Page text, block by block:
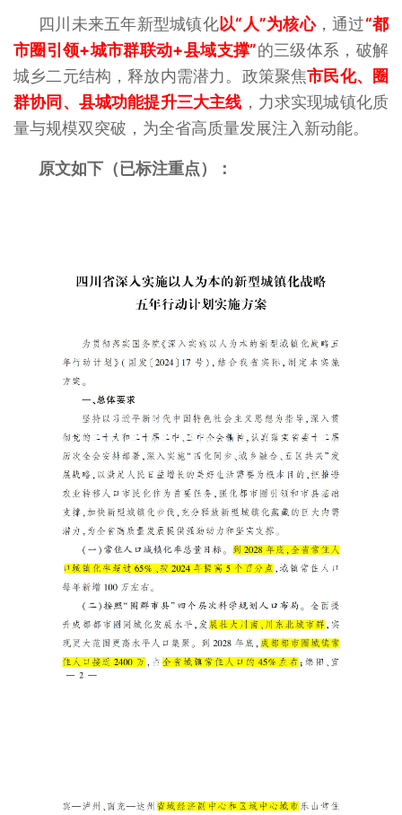
四川未来五年新型城镇化以“人”为核心，通过“都
市圈引领+城市群联动+县域支撑”的三级体系，破解
城乡二元结构，释放内需潜力。政策聚焦市民化、圈
群协同、县城功能提升三大主线 ，力求实现城镇化质
量与规模双突破，为全省高质量发展注入新动能。‌
原文如下（已标注重点）：